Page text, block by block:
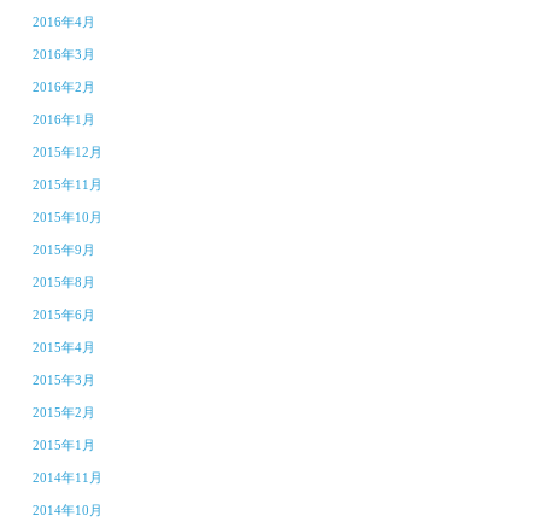
2016年4月
2016年3月
2016年2月
2016年1月
2015年12月
2015年11月
2015年10月
2015年9月
2015年8月
2015年6月
2015年4月
2015年3月
2015年2月
2015年1月
2014年11月
2014年10月